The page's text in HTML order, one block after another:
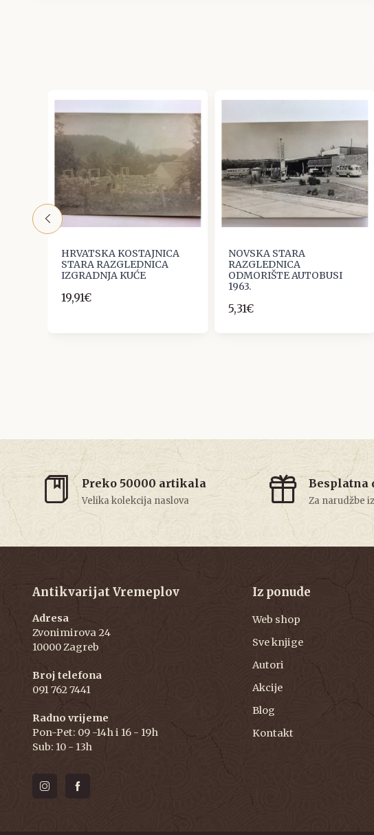
HRVATSKA KOSTAJNICA
STARA RAZGLEDNICA
IZGRADNJA KUĆE
19,91€
NOVSKA STARA
RAZGLEDNICA
ODMORIŠTE AUTOBUSI
1963.
5,31€
Preko 50000 artikala
Velika kolekcija naslova
Besplatna
Za narudžbe
Antikvarijat Vremeplov
Adresa
Zvonimirova 24
10000 Zagreb
Broj telefona
091 762 7441
Radno vrijeme
Pon-Pet: 09 -14h i 16 - 19h
Sub: 10 - 13h
Iz ponude
Web shop
Sve knjige
Autori
Akcije
Blog
Kontakt